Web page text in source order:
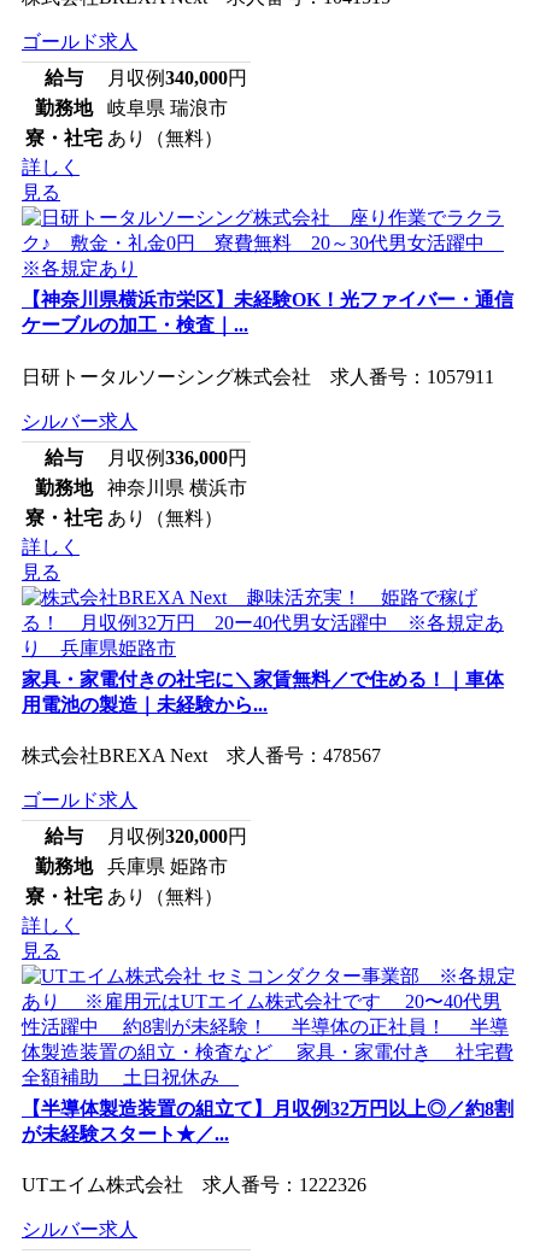
ゴールド求人
給与
月収例340,000円
勤務地
岐阜県 瑞浪市
寮・社宅 あり（無料）
詳しく
見る
【神奈川県横浜市栄区】未経験OK！光ファイバー・通信
ケーブルの加工・検査｜...
日研トータルソーシング株式会社 求人番号：1057911
シルバー求人
給与
月収例336,000円
勤務地
神奈川県 横浜市
寮・社宅 あり（無料）
詳しく
見る
家具・家電付きの社宅に＼家賃無料／で住める！｜車体
用電池の製造｜未経験から...
株式会社BREXA Next 求人番号：478567
ゴールド求人
給与
月収例320,000円
勤務地
兵庫県 姫路市
寮・社宅 あり（無料）
詳しく
見る
【半導体製造装置の組立て】月収例32万円以上◎／約8割
が未経験スタート★／...
UTエイム株式会社 求人番号：1222326
シルバー求人